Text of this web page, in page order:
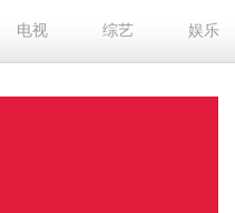
电视 综艺 娱乐